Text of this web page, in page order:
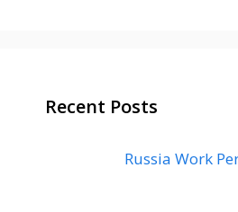
Recent Posts
Russia Work